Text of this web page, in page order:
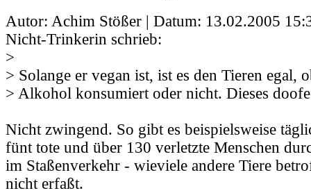
Autor: Achim Stößer | Datum: 13.02.2005
Nicht-Trinkerin schrieb:
>
> Solange er vegan ist, ist es den Tieren egal,
> Alkohol konsumiert oder nicht. Dieses
Nicht zwingend. So gibt es beispielsweise
fünt tote und über 130 verletzte Menschen
im Staßenverkehr - wieviele andere Tiere
nicht erfaßt.